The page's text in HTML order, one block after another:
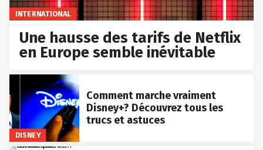
INTERNATIONAL
Une hausse des tarifs de Netflix
en Europe semble inévitable
DISNEY
Comment marche vraiment
Disney+? Découvrez tous les
trucs et astuces